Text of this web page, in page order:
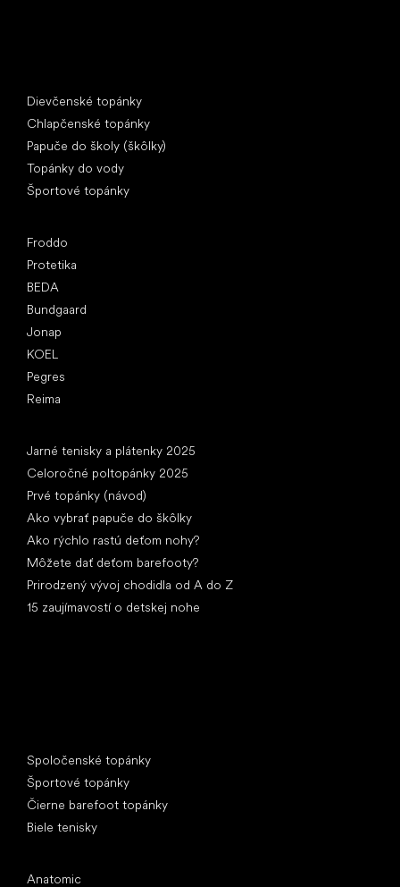
Dievčenské topánky
Chlapčenské topánky
Papuče do školy (škôlky)
Topánky do vody
Športové topánky
Froddo
Protetika
BEDA
Bundgaard
Jonap
KOEL
Pegres
Reima
Jarné tenisky a plátenky 2025
Celoročné poltopánky 2025
Prvé topánky (návod)
Ako vybrať papuče do škôlky
Ako rýchlo rastú deťom nohy?
Môžete dať deťom barefooty?
Prirodzený vývoj chodidla od A do Z
15 zaujímavostí o detskej nohe
Spoločenské topánky
Športové topánky
Čierne barefoot topánky
Biele tenisky
Anatomic